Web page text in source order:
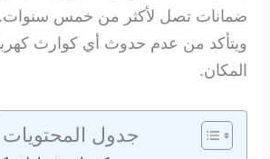
ضمانات تصل لأكثر من خمس سنوات.
ويتأكد من عدم حدوث أي كوارث
المكان.
جدول المحتويات